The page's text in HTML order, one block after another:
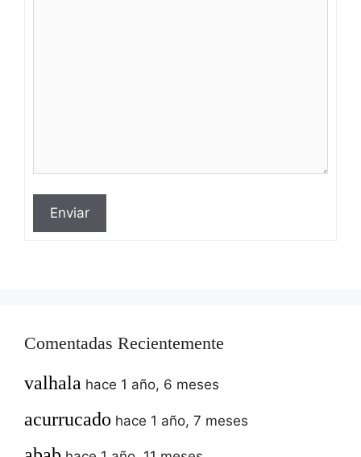
Enviar
Comentadas Recientemente
valhala hace 1 año, 6 meses
acurrucado hace 1 año, 7 meses